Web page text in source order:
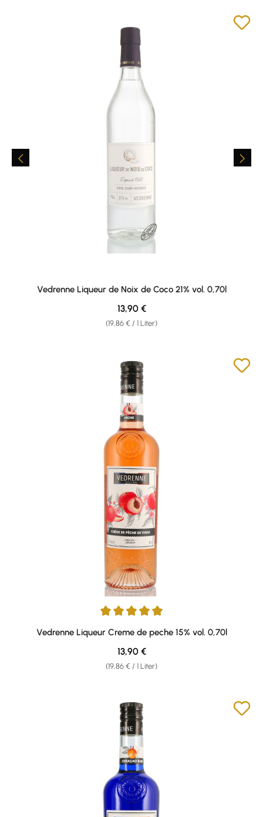
Vedrenne Liqueur de Noix de Coco 21% vol. 0,70l
(19,86 € / 1 Liter)
Regulärer Preis:
13,90 €
Durchschnittliche Bewertung von 5 von 5 Sternen
Vedrenne Liqueur Creme de peche 15% vol. 0,70l
(19,86 € / 1 Liter)
Regulärer Preis:
13,90 €